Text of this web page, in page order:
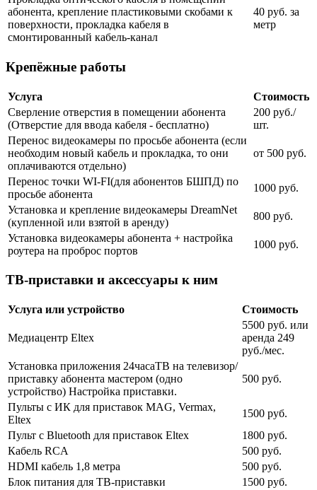
абонента, крепление пластиковыми скобами к
поверхности, прокладка кабеля в
смонтированный кабель-канал
40 руб. за
метр
Крепёжные работы
Услуга
Стоимость
Сверление отверстия в помещении абонента
(Отверстие для ввода кабеля - бесплатно)
200 руб./
шт.
Перенос видеокамеры по просьбе абонента (если
необходим новый кабель и прокладка, то они
оплачиваются отдельно)
от 500 руб.
Перенос точки WI-FI(для абонентов БШПД) по
просьбе абонента
1000 руб.
Установка и крепление видеокамеры DreamNet
(купленной или взятой в аренду)
800 руб.
Установка видеокамеры абонента + настройка
роутера на проброс портов
1000 руб.
ТВ-приставки и аксессуары к ним
Услуга или устройство Стоимость
Медиацентр Eltex
5500 руб. или
аренда 249
руб./мес.
Установка приложения 24часаТВ на телевизор/
приставку абонента мастером (одно
устройство) Настройка приставки.
500 руб.
Пульты с ИК для приставок MAG, Vermax,
Eltex
1500 руб.
Пульт с Bluetooth для приставок Eltex
1800 руб.
Кабель RCA
500 руб.
HDMI кабель 1,8 метра
500 руб.
Блок питания для ТВ-приставки
1500 руб.